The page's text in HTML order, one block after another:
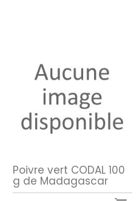
Poivre vert CODAL 100
g de Madagascar